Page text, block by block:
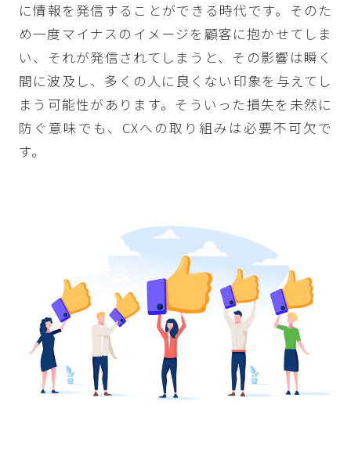
に情報を発信することができる時代です。そのた
め一度マイナスのイメージを顧客に抱かせてしま
い、それが発信されてしまうと、その影響は瞬く
間に波及し、多くの人に良くない印象を与えてし
まう可能性があります。そういった損失を未然に
防ぐ意味でも、CXへの取り組みは必要不可欠で
す。